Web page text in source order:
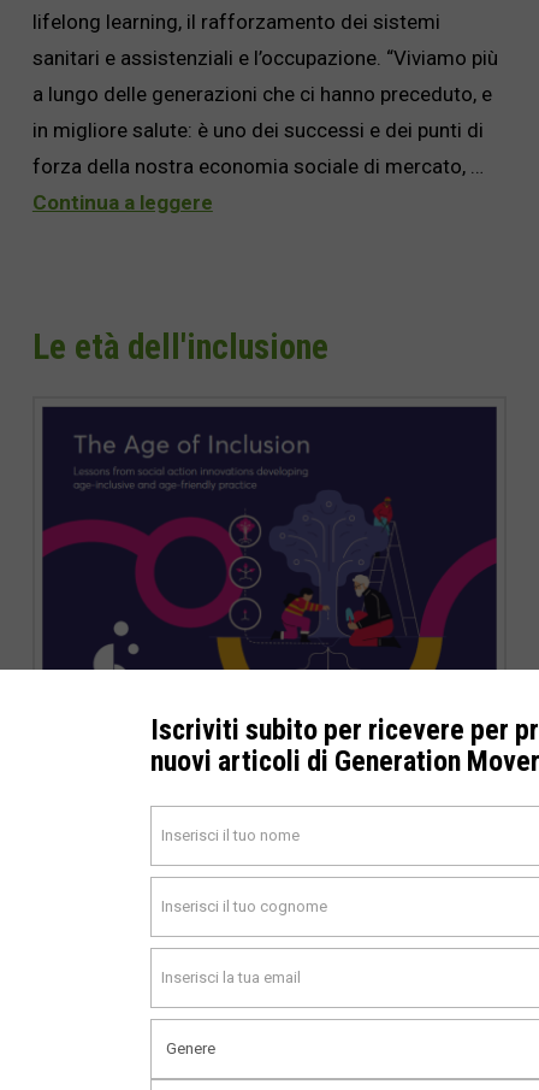
lifelong learning, il rafforzamento dei sistemi
sanitari e assistenziali e l’occupazione. “Viviamo più
a lungo delle generazioni che ci hanno preceduto, e
in migliore salute: è uno dei successi e dei punti di
forza della nostra economia sociale di mercato, …
Continua a leggere
Le età dell'inclusione
& friendly” A cura di Mara Di Berardo, Millennium
Project Italian Node co-chair “Viviamo molto più a
lungo che mai, in media dieci anni di più della
generazione dei nostri genitori e circa due decadi
più a lungo dei nostri nonni. È un risultato
sorprendente: la nostra società che invecchia è
impostata per trasformare ogni aspetto delle nostre
vite, dal welfare e l’occupazione alla famiglia e alla
Iscriviti subito per ricevere per
nuovi articoli di Generation